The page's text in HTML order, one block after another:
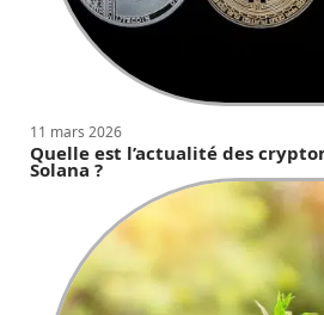
11 mars 2026
Quelle est l’actualité des
Solana ?